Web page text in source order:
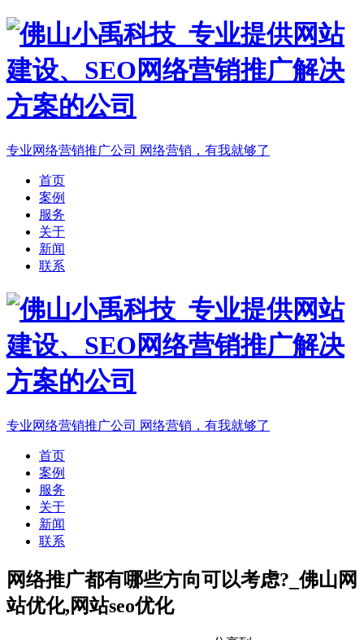
专业网络营销推广公司 网络营销，有我就够了
首页
案例
服务
关于
新闻
联系
专业网络营销推广公司 网络营销，有我就够了
首页
案例
服务
关于
新闻
联系
网络推广都有哪些方向可以考虑?_佛山网
站优化,网站seo优化